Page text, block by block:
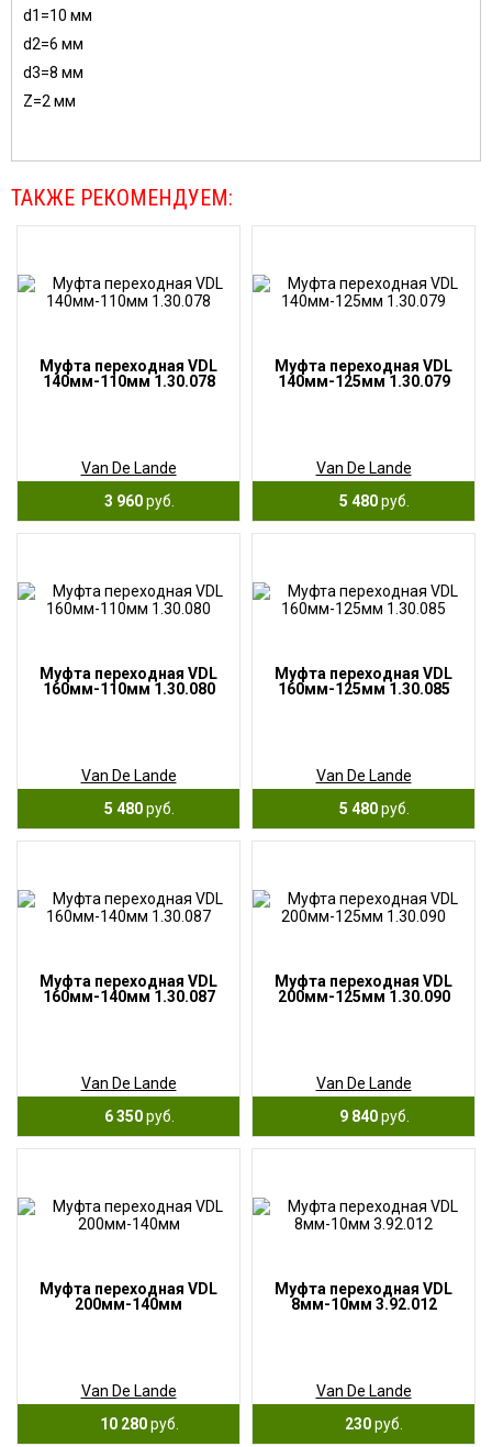
d1=10 мм
d2=6 мм
d3=8 мм
Z=2 мм
ТАКЖЕ РЕКОМЕНДУЕМ:
Муфта переходная VDL
140мм-110мм 1.30.078
Van De Lande
3 960руб.
Муфта переходная VDL
140мм-125мм 1.30.079
Van De Lande
5 480руб.
Муфта переходная VDL
160мм-110мм 1.30.080
Van De Lande
5 480руб.
Муфта переходная VDL
160мм-125мм 1.30.085
Van De Lande
5 480руб.
Муфта переходная VDL
160мм-140мм 1.30.087
Van De Lande
6 350руб.
Муфта переходная VDL
200мм-125мм 1.30.090
Van De Lande
9 840руб.
Муфта переходная VDL
200мм-140мм
Van De Lande
10 280руб.
Муфта переходная VDL
8мм-10мм 3.92.012
Van De Lande
230руб.